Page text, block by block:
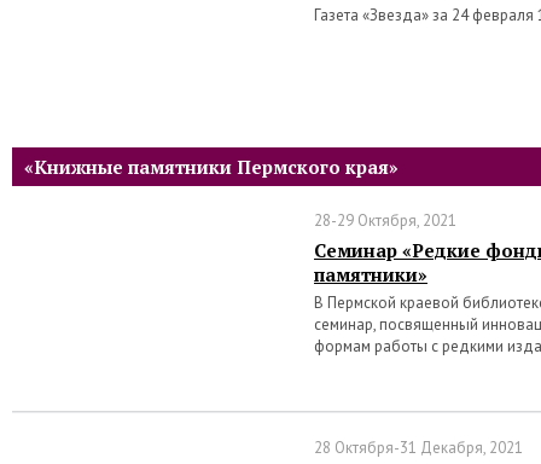
Газета «Звезда» за 24 февраля
«Книжные памятники Пермского края»
28-29 Октября, 2021
Семинар «Редкие
памятники»
В Пермской краевой
семинар, посвященный
формам работы с редкими
28 Октября-31 Декабря, 2021